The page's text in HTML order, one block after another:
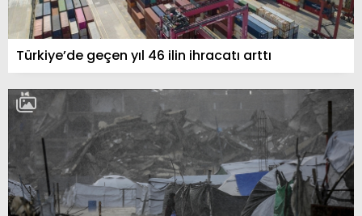
Türkiye’de geçen yıl 46 ilin ihracatı arttı